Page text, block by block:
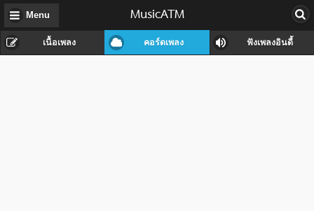
Menu MusicATM
เนื้อเพลง คอร์ดเพลง ฟังเพลงอินดี้